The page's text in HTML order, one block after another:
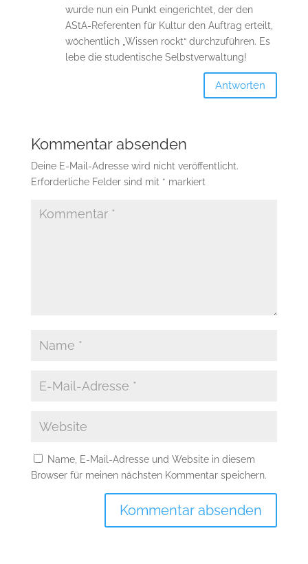
wurde nun ein Punkt eingerichtet, der den
AStA-Referenten für Kultur den Auftrag erteilt,
wöchentlich „Wissen rockt“ durchzuführen. Es
lebe die studentische Selbstverwaltung!
Antworten
Kommentar absenden
Deine E-Mail-Adresse wird nicht veröffentlicht.
Erforderliche Felder sind mit * markiert
Name, E-Mail-Adresse und Website in diesem
Browser für meinen nächsten Kommentar speichern.